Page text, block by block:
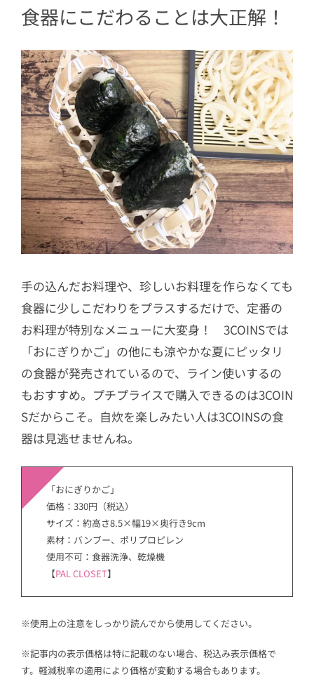
食器にこだわることは大正解！
手の込んだお料理や、珍しいお料理を作らなくても
食器に少しこだわりをプラスするだけで、定番の
お料理が特別なメニューに大変身！ 3COINSでは
「おにぎりかご」の他にも涼やかな夏にピッタリ
の食器が発売されているので、ライン使いするの
もおすすめ。プチプライスで購入できるのは3COIN
Sだからこそ。自炊を楽しみたい人は3COINSの食
器は見逃せませんね。
「おにぎりかご」
価格：330円（税込）
サイズ：約高さ8.5×幅19×奥行き9cm
素材：バンブー、ポリプロピレン
使用不可：食器洗浄、乾燥機
【PAL CLOSET】
※使用上の注意をしっかり読んでから使用してください。
※記事内の表示価格は特に記載のない場合、税込み表示価格で
す。軽減税率の適用により価格が変動する場合もあります。